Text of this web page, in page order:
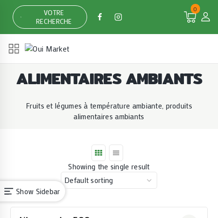
content
VOTRE
RECHERCHE
0
Show Sidebar
ALIMENTAIRES AMBIANTS
Fruits et légumes à température ambiante, produits
alimentaires ambiants
Showing the single result